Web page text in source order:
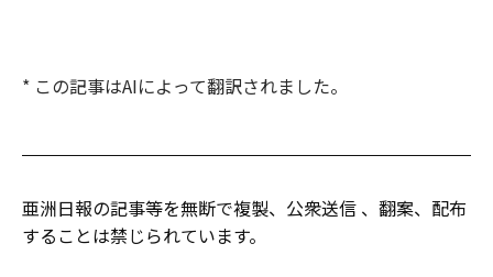
* この記事はAIによって翻訳されました。
亜洲日報の記事等を無断で複製、公衆送信 、翻案、配布
することは禁じられています。